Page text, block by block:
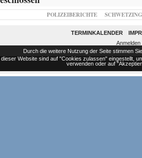
POLIZEIBERICHTE
TERMINKALENDER
Anmelden
Durch die weitere Nutzung der Seite stimmen
Website sind auf "Cookies zulassen" eingestellt,
verwenden oder auf